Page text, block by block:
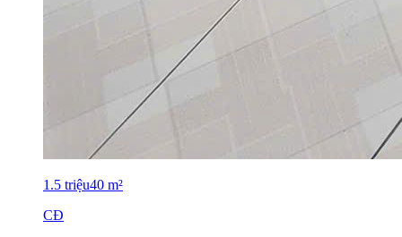
1.5 triệu40 m²
CĐ